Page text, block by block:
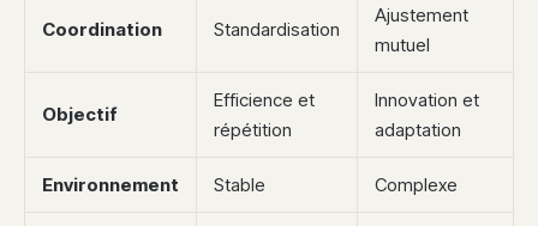
Coordination Standardisation
Ajustement
mutuel
Objectif
Efficience et
répétition
Innovation et
adaptation
Environnement Stable Complexe